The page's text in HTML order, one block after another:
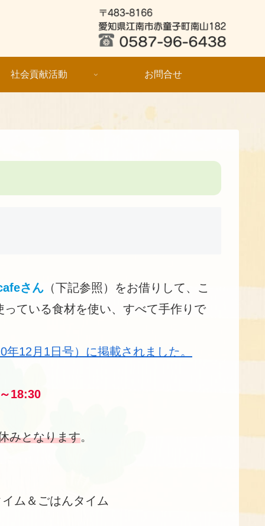
社会貢献活動 お問合せ
さん （下記参照）をお借りして、こ
ている食材を使い、すべて手作りで
12月1日号）に掲載されました。
18:30
みとなります。
ム＆ごはんタイム